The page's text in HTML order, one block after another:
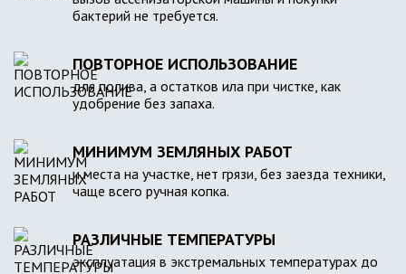
бактерий не требуется.
ПОВТОРНОЕ ИСПОЛЬЗОВАНИЕ
для полива, а остатков ила при чистке, как
удобрение без запаха.
МИНИМУМ ЗЕМЛЯНЫХ РАБОТ
и места на участке, нет грязи, без заезда техники,
чаще всего ручная копка.
РАЗЛИЧНЫЕ ТЕМПЕРАТУРЫ
эксплуатация в экстремальных температурах до